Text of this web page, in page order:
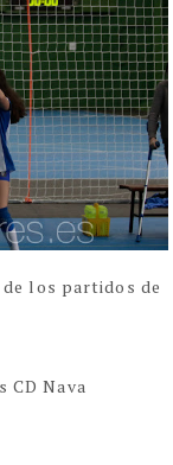
los partidos de
CD Nava